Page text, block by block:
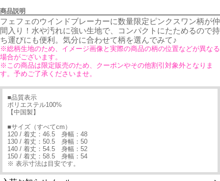
商品説明
フェフェのウインドブレーカーに数量限定ピンクスワン柄が仲
間入り！水や汚れに強い生地で、コンパクトにたためるので持
ち運びにも便利。気分に合わせて柄を選んでみて♪
※総柄生地のため、イメージ画像と実際の商品の柄の位置などが異なる
場合がございます。
※この商品は限定販売のため、クーポンやその他割引対象外となりま
す。予めご了承くださいませ。
■品質表示
ポリエステル100%
【中国製】
■サイズ（すべてcm）
120 / 着丈：46.5 身幅：48
130 / 着丈：50.5 身幅：50
140 / 着丈：54.5 身幅：52
150 / 着丈：58.5 身幅：54
※ 表示寸法は目安です。